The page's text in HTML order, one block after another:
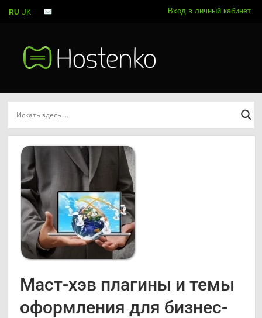
Вход в личный кабинет
Маст-хэв плагины и темы
оформления для бизнес-
RU UK